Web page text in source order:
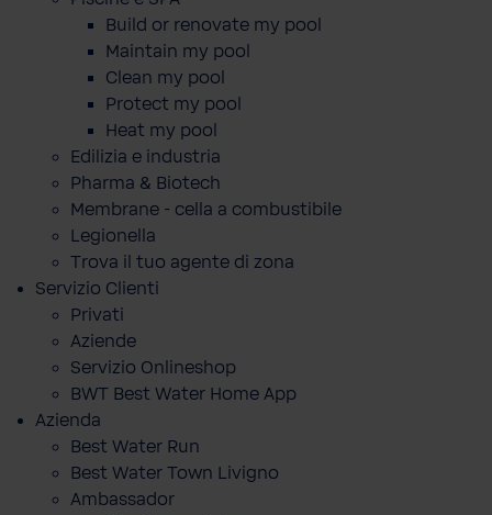
Build or renovate my pool
Maintain my pool
Clean my pool
Protect my pool
Heat my pool
Edilizia e industria
Pharma & Biotech
Membrane - cella a combustibile
Legionella
Trova il tuo agente di zona
Servizio Clienti
Privati
Aziende
Servizio Onlineshop
BWT Best Water Home App
Azienda
Best Water Run
Best Water Town Livigno
Ambassador